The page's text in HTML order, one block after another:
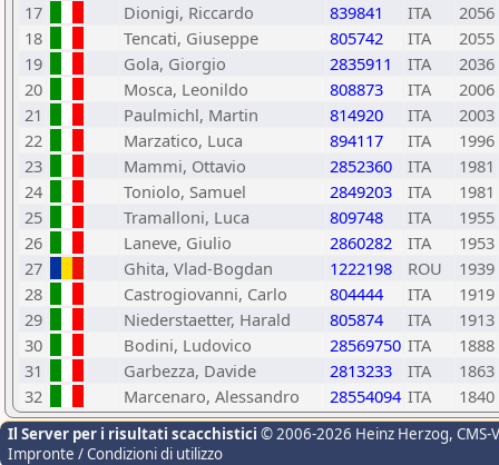
17
Dionigi, Riccardo 839841 ITA
2056
18
Tencati, Giuseppe 805742 ITA
2055
19
Gola, Giorgio 2835911 ITA
2036
20
Mosca, Leonildo 808873 ITA
2006
21
Paulmichl, Martin 814920 ITA
2003
22
Marzatico, Luca 894117 ITA
1996
23
Mammi, Ottavio 2852360 ITA
1981
24
Toniolo, Samuel 2849203 ITA
1981
25
Tramalloni, Luca 809748 ITA
1955
26
Laneve, Giulio 2860282 ITA
1953
27
Ghita, Vlad-Bogdan 1222198 ROU
1939
28
Castrogiovanni, Carlo 804444 ITA
1919
29
Niederstaetter, Harald 805874 ITA
1913
30
Bodini, Ludovico 28569750 ITA
1888
31
Garbezza, Davide 2813233 ITA
1863
32
Marcenaro, Alessandro 28554094 ITA 1840
Il Server per i risultati scacchistici © 2006-2026 Heinz Herzog,
Impronte / Condizioni di utilizzo